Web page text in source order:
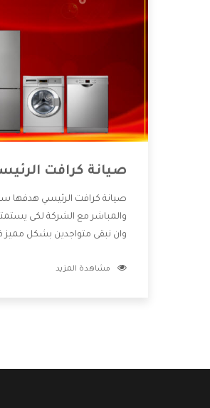
صيانة كرافت
صيانة كرافت الرئيسي هدفها
والمباشر مع الشركة لكى
وان نبقى متواجدين بشكل
بالخدمات التى تنفرد الشركة بها
مشاهدة المزيد